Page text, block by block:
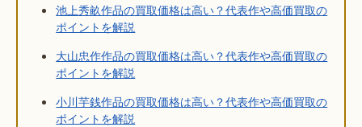
池上秀畝作品の買取価格は高い？代表作や高価買取の
ポイントを解説
大山忠作作品の買取価格は高い？代表作や高価買取の
ポイントを解説
小川芋銭作品の買取価格は高い？代表作や高価買取の
ポイントを解説